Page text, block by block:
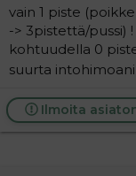
vain 1 piste
-> 3pistettä/pussi)
kohtuudella 0
suurta
Ilmoita